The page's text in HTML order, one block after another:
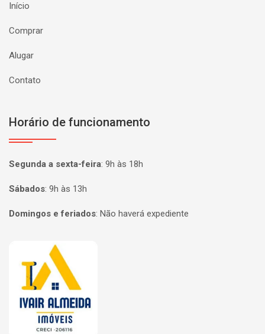
Início
Comprar
Alugar
Contato
Horário de funcionamento
Segunda a sexta-feira: 9h às 18h
Sábados: 9h às 13h
Domingos e feriados: Não haverá expediente
Página inicial